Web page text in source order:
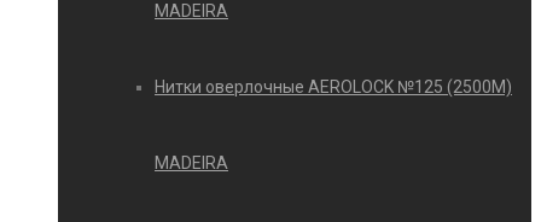
MADEIRA
Нитки оверлочные AEROLOCK №125 (2500М)
MADEIRA